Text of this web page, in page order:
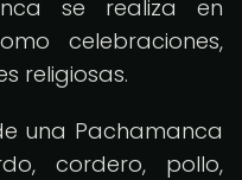
se realiza en
celebraciones,
religiosas.
una Pachamanca
cordero, pollo,